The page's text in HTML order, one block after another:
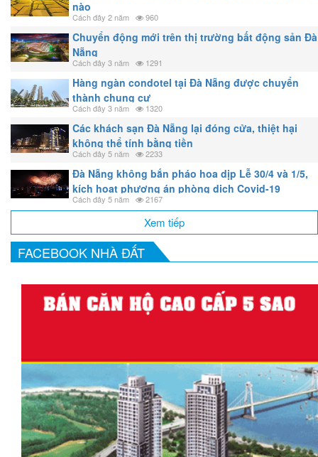
nào
Cách đây 2 năm 960
Chuyển động mới trên thị trường bất động sản Đà
Nẵng
Cách đây 3 năm 1291
Hàng ngàn condotel tại Đà Nẵng được chuyển
thành chung cư
Cách đây 3 năm 1320
Các khách sạn Đà Nẵng lại đóng cửa, thiệt hại
không thể tính bằng tiền
Cách đây 5 năm 2233
Đà Nẵng không bắn pháo hoa dịp Lễ 30/4 và 1/5,
kích hoạt phương án phòng dịch Covid-19
Cách đây 5 năm 2167
Xem tiếp
FACEBOOK NHÀ ĐẤT